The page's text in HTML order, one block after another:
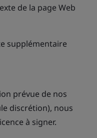
de la page Web
supplémentaire
prévue de nos
discrétion), nous
à signer.